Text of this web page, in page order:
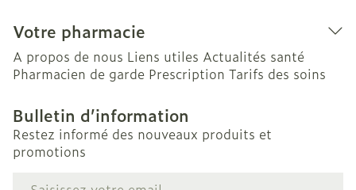
Votre pharmacie
A propos de nous Liens utiles Actualités santé
Pharmacien de garde Prescription Tarifs des soins
Bulletin d’information
Restez informé des nouveaux produits et
promotions
Adresse mail